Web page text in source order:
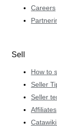
Careers
Sell
How to
Seller
Seller
Affiliates